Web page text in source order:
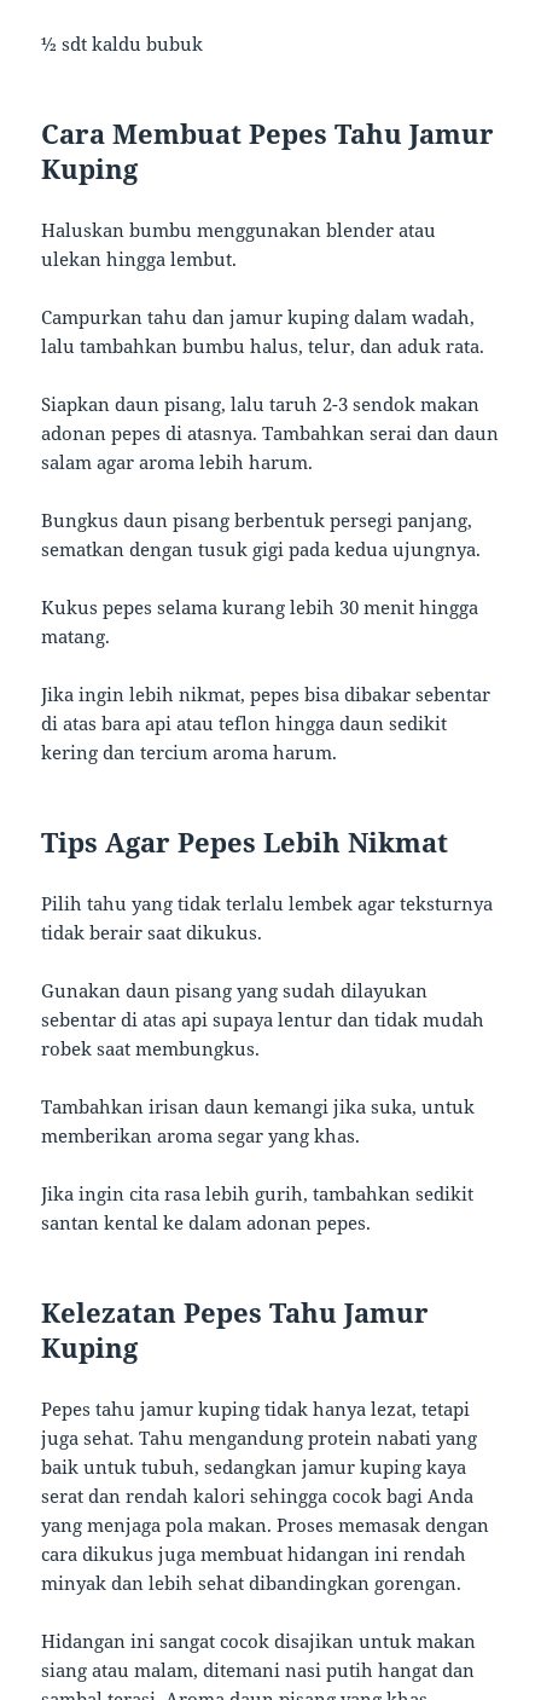
½ sdt kaldu bubuk
Cara Membuat Pepes Tahu Jamur
Kuping
Haluskan bumbu menggunakan blender atau
ulekan hingga lembut.
Campurkan tahu dan jamur kuping dalam wadah,
lalu tambahkan bumbu halus, telur, dan aduk rata.
Siapkan daun pisang, lalu taruh 2-3 sendok makan
adonan pepes di atasnya. Tambahkan serai dan daun
salam agar aroma lebih harum.
Bungkus daun pisang berbentuk persegi panjang,
sematkan dengan tusuk gigi pada kedua ujungnya.
Kukus pepes selama kurang lebih 30 menit hingga
matang.
Jika ingin lebih nikmat, pepes bisa dibakar sebentar
di atas bara api atau teflon hingga daun sedikit
kering dan tercium aroma harum.
Tips Agar Pepes Lebih Nikmat
Pilih tahu yang tidak terlalu lembek agar teksturnya
tidak berair saat dikukus.
Gunakan daun pisang yang sudah dilayukan
sebentar di atas api supaya lentur dan tidak mudah
robek saat membungkus.
Tambahkan irisan daun kemangi jika suka, untuk
memberikan aroma segar yang khas.
Jika ingin cita rasa lebih gurih, tambahkan sedikit
santan kental ke dalam adonan pepes.
Kelezatan Pepes Tahu Jamur
Kuping
Pepes tahu jamur kuping tidak hanya lezat, tetapi
juga sehat. Tahu mengandung protein nabati yang
baik untuk tubuh, sedangkan jamur kuping kaya
serat dan rendah kalori sehingga cocok bagi Anda
yang menjaga pola makan. Proses memasak dengan
cara dikukus juga membuat hidangan ini rendah
minyak dan lebih sehat dibandingkan gorengan.
Hidangan ini sangat cocok disajikan untuk makan
siang atau malam, ditemani nasi putih hangat dan